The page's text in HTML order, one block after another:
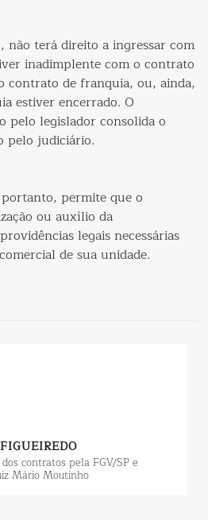
não terá direito a ingressar com
inadimplente com o contrato
contrato de franquia, ou, ainda,
estiver encerrado. O
pelo legislador consolida o
pelo judiciário.
permite que o
ou auxílio da
legais necessárias
de sua unidade.